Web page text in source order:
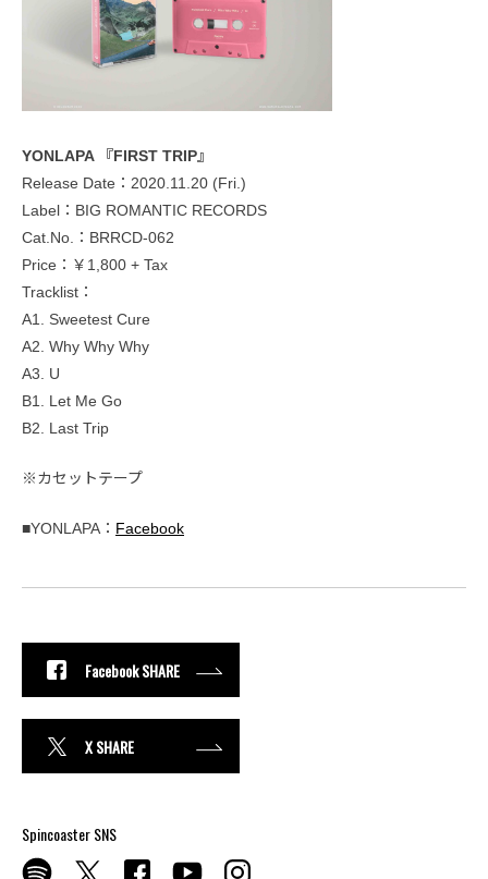
YONLAPA 『FIRST TRIP』
Release Date：2020.11.20 (Fri.)
Label：BIG ROMANTIC RECORDS
Cat.No.：BRRCD-062
Price：￥1,800 + Tax
Tracklist：
A1. Sweetest Cure
A2. Why Why Why
A3. U
B1. Let Me Go
B2. Last Trip
※カセットテープ
■YONLAPA： Facebook
Facebook SHARE
X SHARE
Spincoaster SNS